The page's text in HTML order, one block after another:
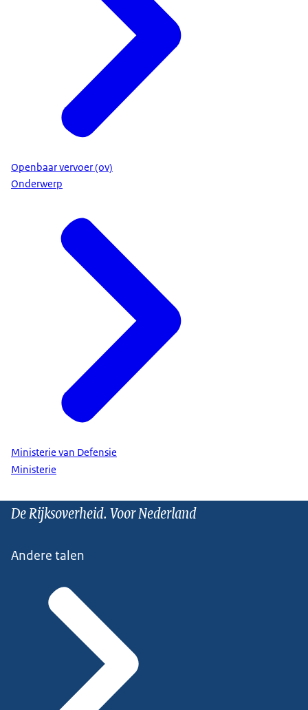
Openbaar vervoer (ov)
Onderwerp
Ministerie van Defensie
Ministerie
De Rijksoverheid. Voor Nederland
Andere talen